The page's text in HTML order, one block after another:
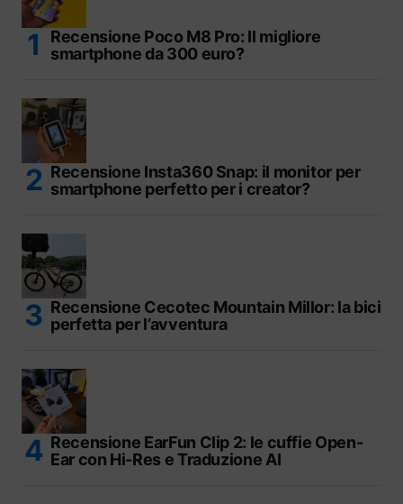
Recensione Poco M8 Pro: Il migliore
smartphone da 300 euro?
Recensione Insta360 Snap: il monitor per
smartphone perfetto per i creator?
Recensione Cecotec Mountain Millor: la bici
perfetta per l’avventura
Recensione EarFun Clip 2: le cuffie Open-
Ear con Hi-Res e Traduzione AI